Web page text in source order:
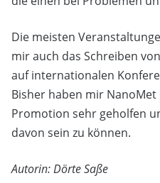
Die meisten
mir auch das Schreiben
auf internationalen
Bisher haben mir NanoMet
Promotion sehr geholfen
davon sein zu können.
Autorin: Dörte Saße